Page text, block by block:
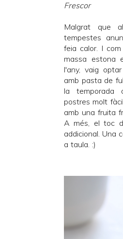
Frescor
Malgrat que
tempestes
feia calor. I
massa estona
l'any, vaig
amb pasta de
la temporada
postres molt
amb una fruita
A més, el toc
addicional. Una
a taula. :)